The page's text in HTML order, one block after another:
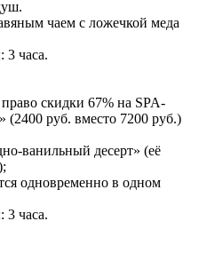
чаем с ложечкой меда
3 часа.
скидки 67% на SPA-
(2400 руб. вместо 7200 руб.)
ванильный десерт» (её
одновременно в одном
3 часа.